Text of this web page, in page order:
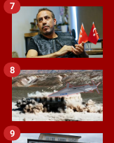
7
8
9